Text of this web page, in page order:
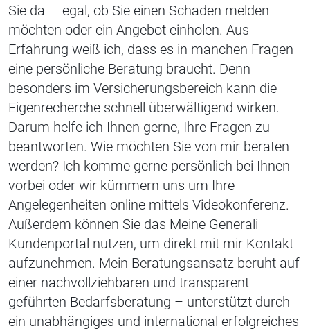
Sie da — egal, ob Sie einen Schaden melden
möchten oder ein Angebot einholen. Aus
Erfahrung weiß ich, dass es in manchen Fragen
eine persönliche Beratung braucht. Denn
besonders im Versicherungsbereich kann die
Eigenrecherche schnell überwältigend wirken.
Darum helfe ich Ihnen gerne, Ihre Fragen zu
beantworten. Wie möchten Sie von mir beraten
werden? Ich komme gerne persönlich bei Ihnen
vorbei oder wir kümmern uns um Ihre
Angelegenheiten online mittels Videokonferenz.
Außerdem können Sie das Meine Generali
Kundenportal nutzen, um direkt mit mir Kontakt
aufzunehmen. Mein Beratungsansatz beruht auf
einer nachvollziehbaren und transparent
geführten Bedarfsberatung – unterstützt durch
ein unabhängiges und international erfolgreiches